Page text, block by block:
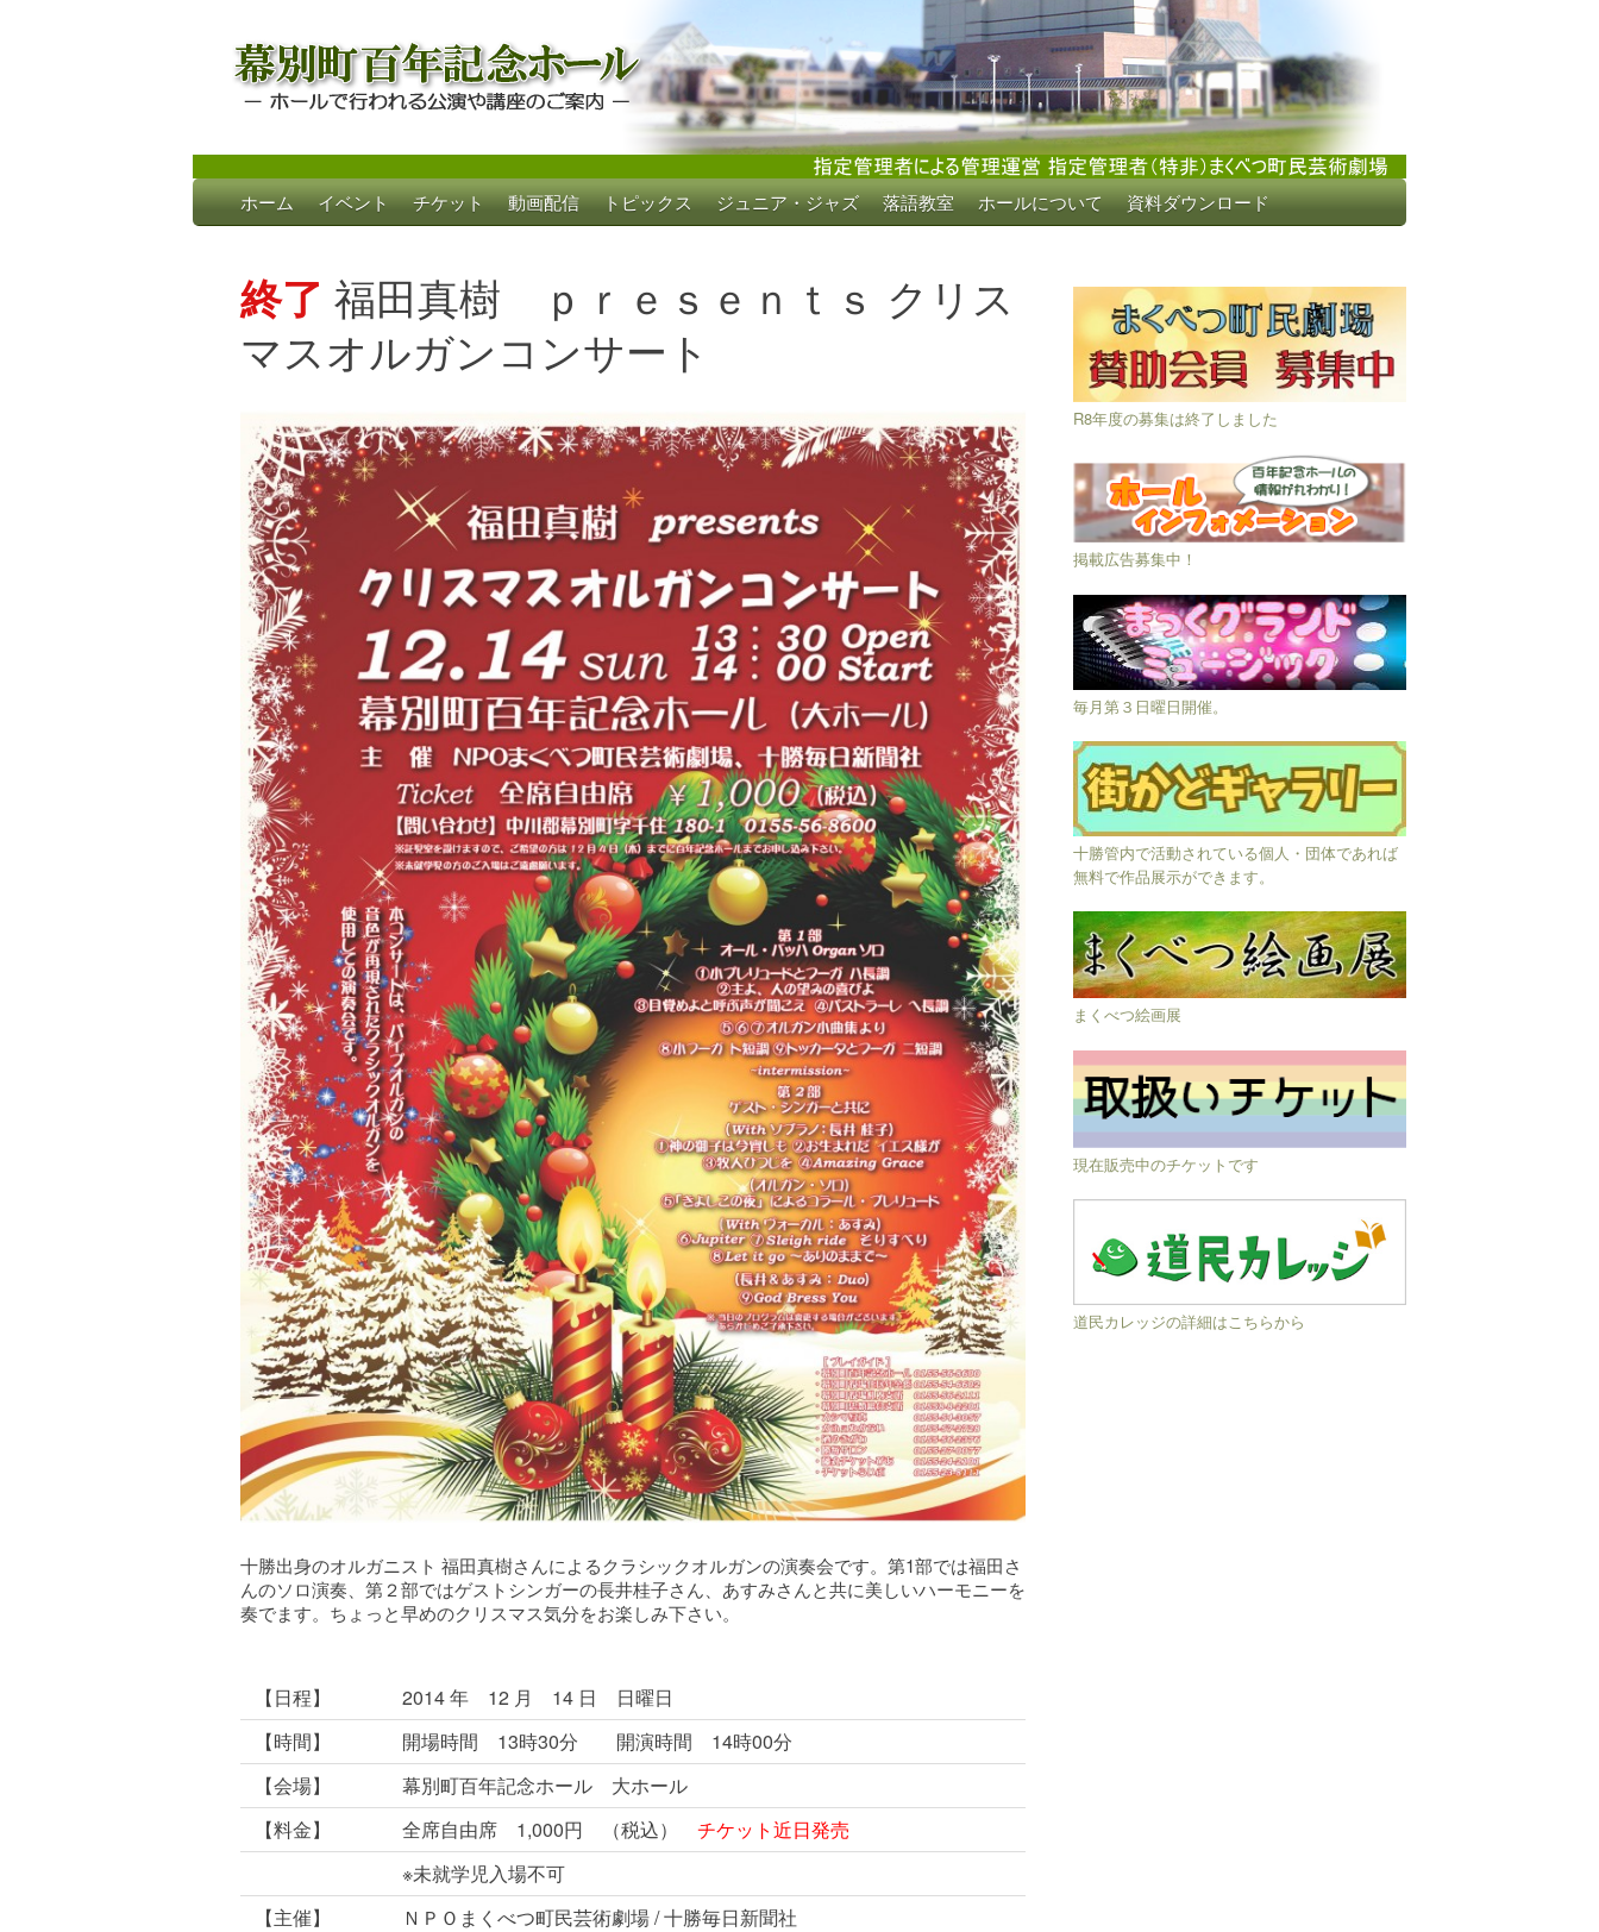
幕別町百年記念ホール
ホールで行われる公演や講座のご案内
Skip
to
ホーム イベント チケット 動画配信 トピックス ジュニア・ジャズ 落語教室 ホールについて 資料ダウンロード
終了 福田真樹 ｐｒｅｓｅｎｔｓ クリス
マスオルガンコンサート
十勝出身のオルガニスト 福田真樹さんによるクラシックオルガンの演奏会です。第1部では福田さ
んのソロ演奏、第２部ではゲストシンガーの長井桂子さん、あすみさんと共に美しいハーモニーを
奏でます。ちょっと早めのクリスマス気分をお楽しみ下さい。
【日程】
2014 年 12 月 14 日 日曜日
【時間】
開場時間 13時30分 開演時間 14時00分
【会場】
幕別町百年記念ホール 大ホール
【料金】
全席自由席 1,000円 （税込） チケット近日発売
※未就学児入場不可
【主催】
ＮＰＯまくべつ町民芸術劇場 / 十勝毎日新聞社
R8年度の募集は終了しました
掲載広告募集中！
毎月第３日曜日開催。
十勝管内で活動されている個人・団体であれば
無料で作品展示ができます。
まくべつ絵画展
現在販売中のチケットです
道民カレッジの詳細はこちらから